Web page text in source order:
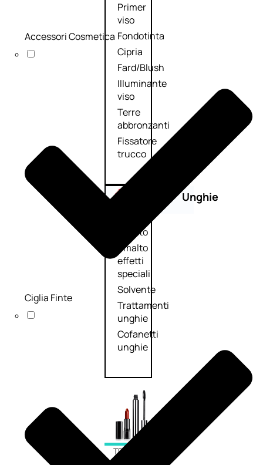
Primer
viso
Fondotinta
Cipria
Fard/Blush
Illuminante
viso
Terre
abbronzanti
Fissatore
trucco
Unghie
Smalto
Smalto
effetti
speciali
Solvente
Trattamenti
unghie
Cofanetti
unghie
TRATTAMENTI
Accessori Cosmetica
Ciglia Finte